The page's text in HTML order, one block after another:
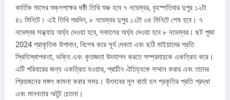
কার্তিক মাসের শুক্লপক্ষের ষষ্ঠী তিথি শুরু হবে ৭ নভেম্বর, বৃহস্পতিবার দুপুর ১২টা
৪১ মিনিটে। এই তিথি পরদিন, ৮ নভেম্বর দুপুর ১২টা ৩৪ মিনিটে শেষ হবে। ৭
নভেম্বর সন্ধ্যায় অর্ঘ্য দেওয়া হবে, সকালের অর্ঘ্য দেওয়া হবে ৮ নভেম্বর। ছট পূজা
2024 প্রাকৃতিক উপাদান, বিশেষ করে সূর্য দেবতা এবং ছঠি মাইয়াদের প্রতি
স্থিতিস্থাপকতা, ভক্তি এবং কৃতজ্ঞতা উদযাপন করতে সম্প্রদায়কে একত্রিত করে।
এটি পরিবারের জন্য একত্রিত হওয়ার, প্রাচীন ঐতিহ্যকে সম্মান করার এবং তাদের
প্রিয়জনের মঙ্গল কামনা করার সময়। উৎসবের মূল বার্তা হল প্রকৃতির প্রতি শ্রদ্ধা
এবং মানবতার অটুট চেতনা।